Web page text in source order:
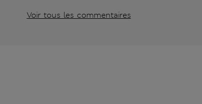
Voir tous les commentaires